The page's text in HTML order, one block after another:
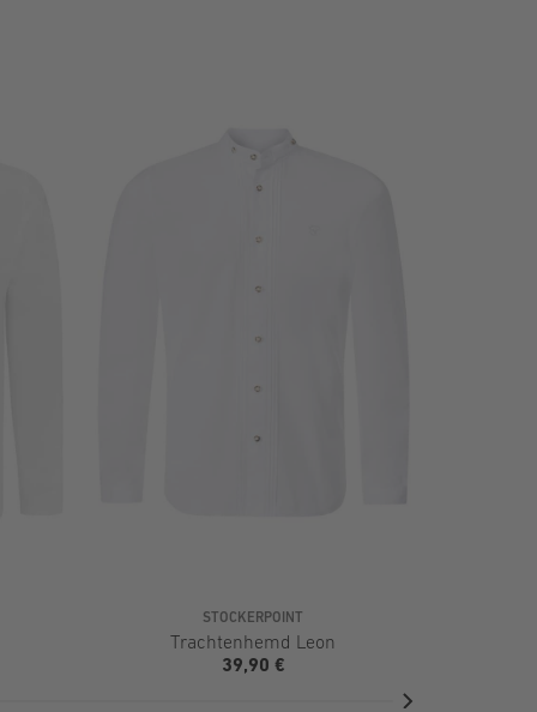
STOCKERPOINT
Trachtenhemd Leon
39,90 €